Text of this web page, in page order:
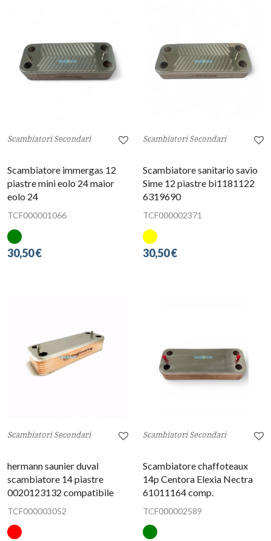
Scambiatori Secondari
Scambiatore immergas 12
piastre mini eolo 24 maior
eolo 24
TCF000001066
30,50 €
Scambiatori Secondari
Scambiatore sanitario savio
Sime 12 piastre bi1181122
6319690
TCF000002371
30,50 €
Scambiatori Secondari
hermann saunier duval
scambiatore 14 piastre
0020123132 compatibile
TCF000003052
Scambiatori Secondari
Scambiatore chaffoteaux
14p Centora Elexia Nectra
61011164 comp.
TCF000002589